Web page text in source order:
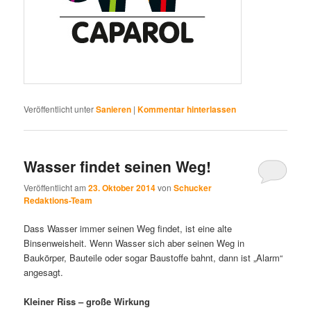
Veröffentlicht unterSanieren |Kommentar hinterlassen
Wasser findet seinen Weg!
Veröffentlicht am23. Oktober 2014vonSchucker
Redaktions-Team
Dass Wasser immer seinen Weg findet, ist eine alte
Binsenweisheit. Wenn Wasser sich aber seinen Weg in
Baukörper, Bauteile oder sogar Baustoffe bahnt, dann ist „Alarm“
angesagt.
Kleiner Riss – große Wirkung